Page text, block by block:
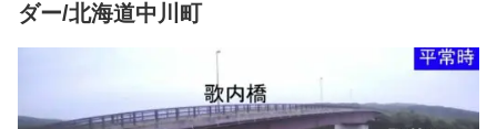
ダー/北海道中川町